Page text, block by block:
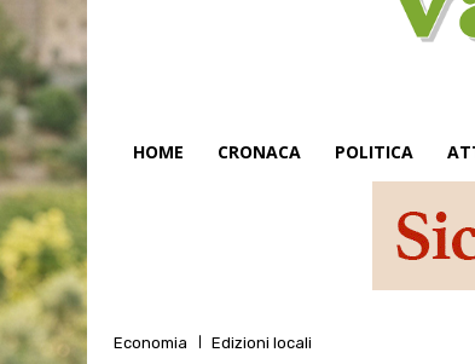
HOME CRONACA POLITICA
Economia Edizioni locali